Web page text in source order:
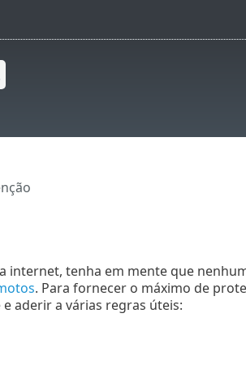
internet, tenha em mente que
. Para fornecer o máximo de
aderir a várias regras úteis: